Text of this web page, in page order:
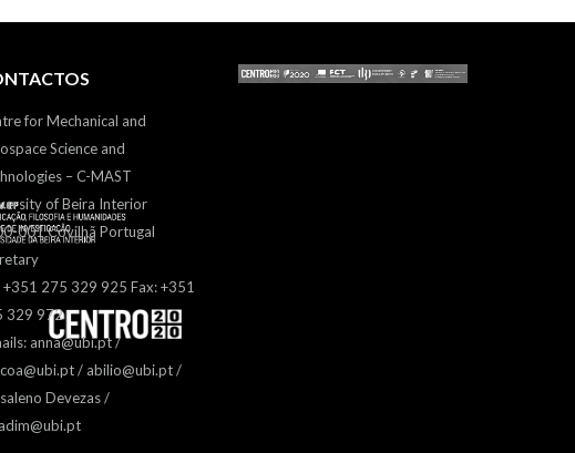
for Mechanical and
Science and
– C-MAST
of Beira Interior
001 Covilhã Portugal
+351 275 329 925 Fax: +351
329 972
anna@ubi.pt /
/ abilio@ubi.pt /
Devezas /